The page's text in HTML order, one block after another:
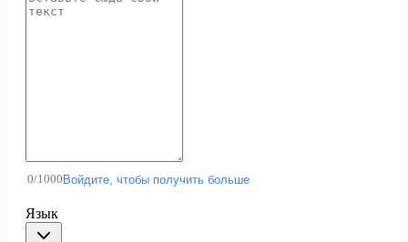
0/1000 Войдите, чтобы получить больше
Язык